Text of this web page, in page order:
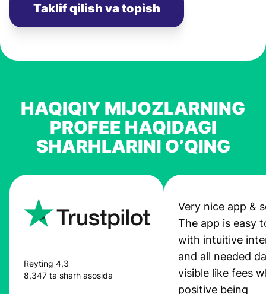
Taklif qilish va topish
HAQIQIY MIJOZLARNING
PROFEE HAQIDAGI
SHARHLARINI O’QING
Reyting 4,3
8,347 ta sharh asosida
Very nice app &
The app is easy
with intuitive
and all needed
visible like fees
positive being